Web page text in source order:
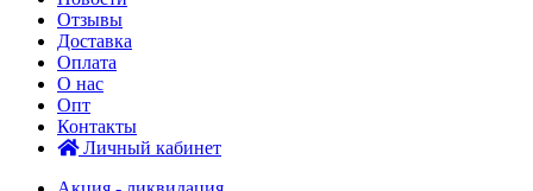
Отзывы
Доставка
Оплата
О нас
Опт
Контакты
Личный кабинет